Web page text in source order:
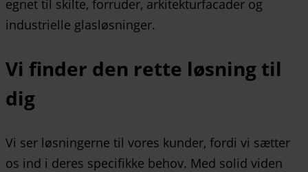
Vi finder den rette løsning til
dig
Vi ser løsningerne til vores kunder, fordi vi sætter
os ind i deres specifikke behov. Med solid viden